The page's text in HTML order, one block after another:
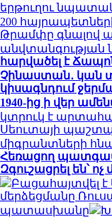
երթուղու
200
Թրամփը գնալով
հարվածել է
Չինաստան․ կան
կիսագնդում
1940-ից ի վեր
կտրուկ է
Սեուտայի
միգրանտների
Հեռացող
Զգուշացրել են՝
Բացահայտվել
մերձեցմանը
պատասխանը